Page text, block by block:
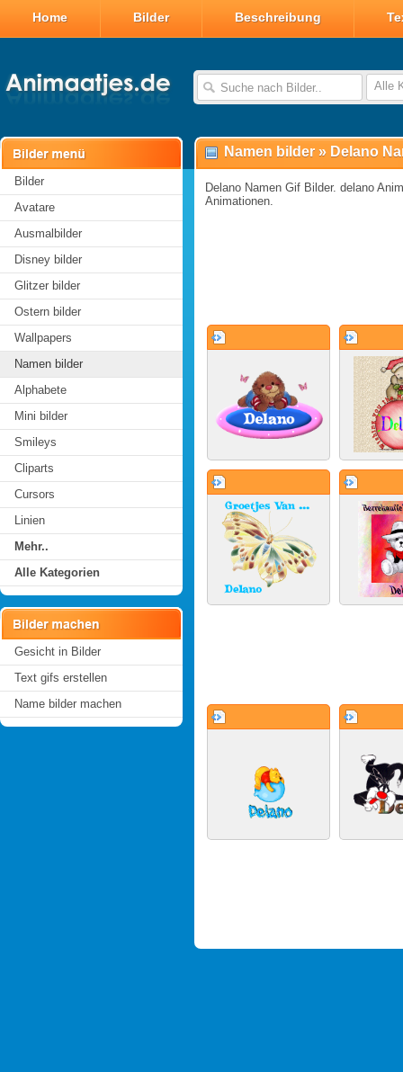
Home Bilder Beschreibung
Alle
Bilder
Avatare
Ausmalbilder
Disney bilder
Glitzer bilder
Ostern bilder
Wallpapers
Namen bilder
Alphabete
Mini bilder
Smileys
Cliparts
Cursors
Linien
Mehr..
Alle Kategorien
Gesicht in Bilder
Text gifs erstellen
Name bilder machen
Namen bilder » Delano
Delano Namen Gif Bilder. delano
Animationen.